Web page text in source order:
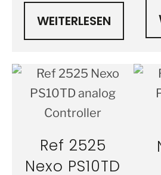
WEITERLESEN
Ref 2525
Nexo PS10TD